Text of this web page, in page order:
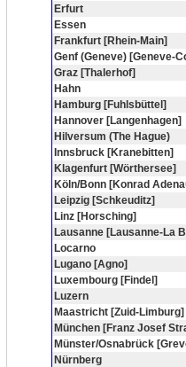
Erfurt
Essen
Frankfurt [Rhein-Main]
Genf (Geneve) [Geneve-
Graz [Thalerhof]
Hahn
Hamburg [Fuhlsbüttel]
Hannover [Langenhagen]
Hilversum (The Hague)
Innsbruck [Kranebitten]
Klagenfurt [Wörthersee]
Köln/Bonn [Konrad
Leipzig [Schkeuditz]
Linz [Horsching]
Lausanne [Lausanne-La
Locarno
Lugano [Agno]
Luxembourg [Findel]
Luzern
Maastricht [Zuid-Limburg]
München [Franz Josef
Münster/Osnabrück
Nürnberg